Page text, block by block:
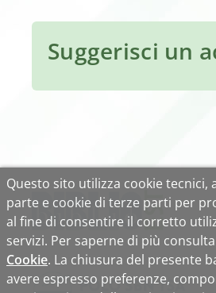
Suggerisci un
Questo sito utilizza cookie tecnici,
parte e cookie di terze parti per
al fine di consentire il corretto
servizi. Per saperne di più
Cookie. La chiusura del presente
avere espresso preferenze,